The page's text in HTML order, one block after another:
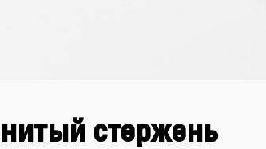
стержень